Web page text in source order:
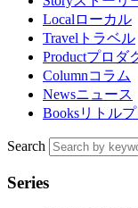
Localローカル
Travel トラベル
Productプロダ
Columnコラム
Newsニュース
Booksリトル
Search
Series